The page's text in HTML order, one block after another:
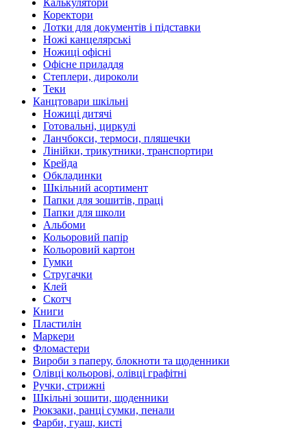
Калькулятори
Коректори
Лотки для документів і підставки
Ножі канцелярські
Ножиці офісні
Офісне приладдя
Степлери, дироколи
Теки
Канцтовари шкільні
Ножиці дитячі
Готовальні, циркулі
Ланчбокси, термоси, пляшечки
Лінійки, трикутники, транспортири
Крейда
Обкладинки
Шкільний асортимент
Папки для зошитів, праці
Папки для школи
Альбоми
Кольоровий папір
Кольоровий картон
Гумки
Стругачки
Клей
Скотч
Книги
Пластилін
Маркери
Фломастери
Вироби з паперу, блокноти та щоденники
Олівці кольорові, олівці графітні
Ручки, стрижні
Шкільні зошити, щоденники
Рюкзаки, ранці сумки, пенали
Фарби, гуаш, кисті